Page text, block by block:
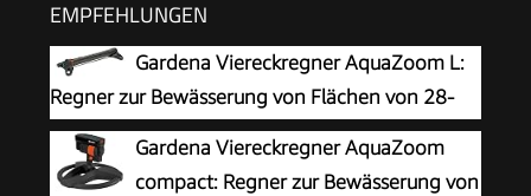
EMPFEHLUNGEN
Gardena Viereckregner AquaZoom L:
Regner zur Bewässerung von Flächen von 28-
350 m², Reichweite 7-21 m, Sprengweite 4-17
m, integrierter Metallfilter (18714-88)
Gardena Viereckregner AquaZoom
compact: Regner zur Bewässerung von